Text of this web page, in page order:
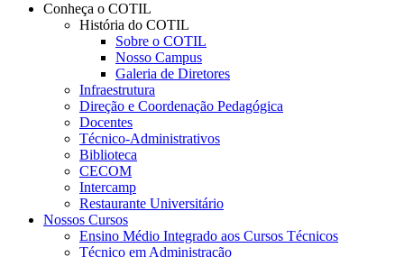
Conheça o COTIL
História do COTIL
Sobre o COTIL
Nosso Campus
Galeria de Diretores
Infraestrutura
Direção e Coordenação Pedagógica
Docentes
Técnico-Administrativos
Biblioteca
CECOM
Intercamp
Restaurante Universitário
Nossos Cursos
Ensino Médio Integrado aos Cursos Técnicos
Técnico em Administração